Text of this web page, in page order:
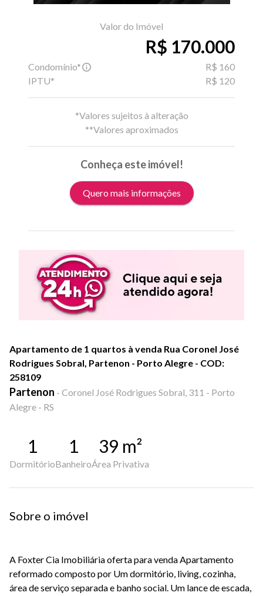
Valor do Imóvel
R$ 170.000
Condomínio*
R$ 160
IPTU*
R$ 120
*Valores sujeitos à alteração
**Valores aproximados
Conheça este imóvel!
Quero mais informações
Apartamento de 1 quartos à venda Rua Coronel José
Rodrigues Sobral, Partenon - Porto Alegre - COD:
258109
Partenon - Coronel José Rodrigues Sobral, 311 - Porto
Alegre - RS
1
Dormitório
1
Banheiro
39 m²
Área Privativa
Sobre o imóvel
A Foxter Cia Imobiliária oferta para venda Apartamento
reformado composto por Um dormitório, living, cozinha,
área de serviço separada e banho social. Um lance de escada,